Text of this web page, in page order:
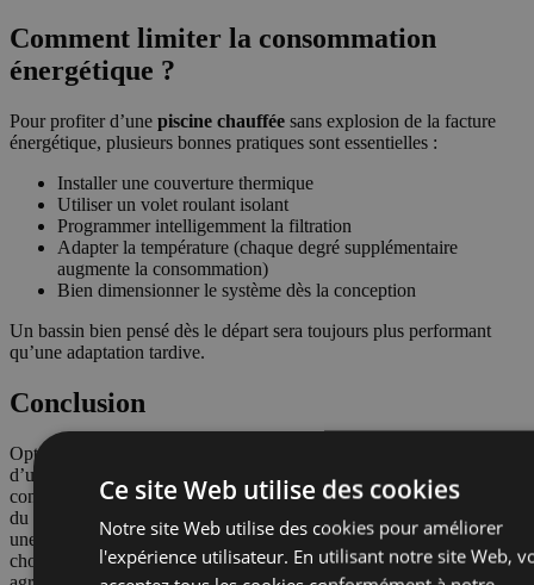
Comment limiter la consommation
énergétique ?
Pour profiter d’une piscine chauffée sans explosion de la facture
énergétique, plusieurs bonnes pratiques sont essentielles :
Installer une couverture thermique
Utiliser un volet roulant isolant
Programmer intelligemment la filtration
Adapter la température (chaque degré supplémentaire
augmente la consommation)
Bien dimensionner le système dès la conception
Un bassin bien pensé dès le départ sera toujours plus performant
qu’une adaptation tardive.
Conclusion
Opter pour une piscine chauffée, c’est faire le choix du confort et
d’une saison de baignade nettement prolongée. Mais pour éviter une
consommation excessive, tout repose sur le bon dimensionnement
du chauffage et surtout sur la réduction des pertes de chaleur grâce à
une couverture efficace et une conception adaptée. Avec les bons
choix techniques, il est tout à fait possible de profiter d’une eau
Ce site Web utilise des cookies
Notre site Web utilise des cookies pour améliorer
l'expérience utilisateur. En utilisant notre site Web,